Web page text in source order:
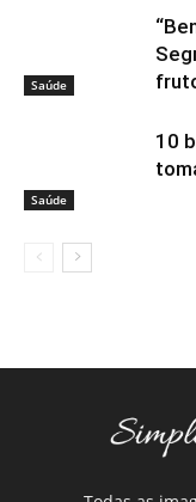
Saúde
Saúde
10